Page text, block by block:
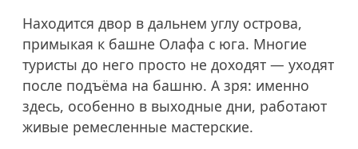
Находится двор в дальнем углу острова,
примыкая к башне Олафа с юга. Многие
туристы до него просто не доходят — уходят
после подъёма на башню. А зря: именно
здесь, особенно в выходные дни, работают
живые ремесленные мастерские.